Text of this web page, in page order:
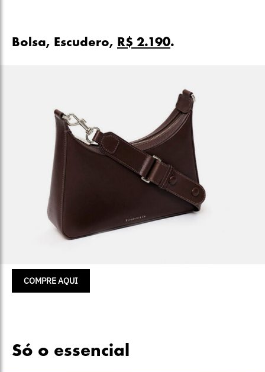
Bolsa, Escudero, R$ 2.190.
COMPRE AQUI
Só o essencial